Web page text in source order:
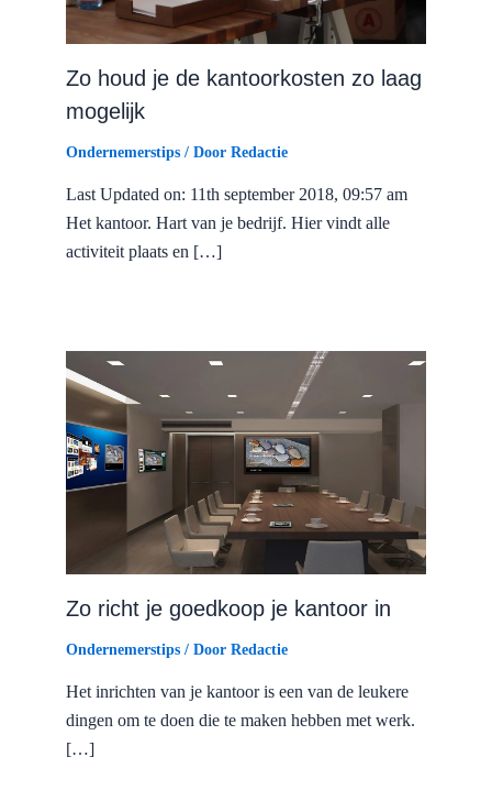
Zo houd je de kantoorkosten zo laag
mogelijk
Ondernemerstips / Door Redactie
Last Updated on: 11th september 2018, 09:57 am
Het kantoor. Hart van je bedrijf. Hier vindt alle
activiteit plaats en […]
Zo richt je goedkoop je kantoor in
Ondernemerstips / Door Redactie
Het inrichten van je kantoor is een van de leukere
dingen om te doen die te maken hebben met werk.
[…]